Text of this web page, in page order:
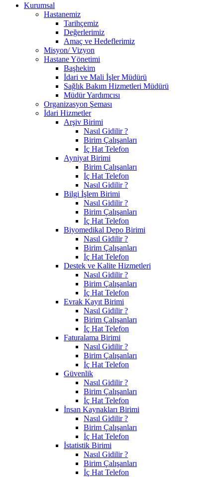
Kurumsal
Hastanemiz
Tarihçemiz
Değerlerimiz
Amaç ve Hedeflerimiz
Misyon/ Vizyon
Hastane Yönetimi
Başhekim
İdari ve Mali İşler Müdürü
Sağlık Bakım Hizmetleri Müdürü
Müdür Yardımcısı
Organizasyon Şeması
İdari Hizmetler
Arşiv Birimi
Nasıl Gidilir ?
Birim Çalışanları
İç Hat Telefon
Ayniyat Birimi
Birim Çalışanları
İç Hat Telefon
Nasıl Gidilir ?
Bilgi İşlem Birimi
Nasıl Gidilir ?
Birim Çalışanları
İç Hat Telefon
Biyomedikal Depo Birimi
Nasıl Gidilir ?
Birim Çalışanları
İç Hat Telefon
Destek ve Kalite Hizmetleri
Nasıl Gidilir ?
Birim Çalışanları
İç Hat Telefon
Evrak Kayıt Birimi
Nasıl Gidilir ?
Birim Çalışanları
İç Hat Telefon
Faturalama Birimi
Nasıl Gidilir ?
Birim Çalışanları
İç Hat Telefon
Güvenlik
Nasıl Gidilir ?
Birim Çalışanları
İç Hat Telefon
İnsan Kaynakları Birimi
Nasıl Gidilir ?
Birim Çalışanları
İç Hat Telefon
İstatistik Birimi
Nasıl Gidilir ?
Birim Çalışanları
İç Hat Telefon